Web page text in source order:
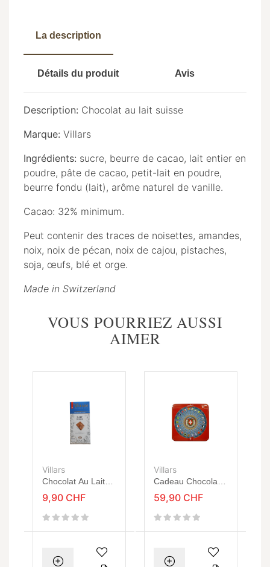
La description
Détails du produit Avis
Description: Chocolat au lait suisse
Marque: Villars
Ingrédients: sucre, beurre de cacao, lait entier en
poudre, pâte de cacao, petit-lait en poudre,
beurre fondu (lait), arôme naturel de vanille.
Cacao: 32% minimum.
Peut contenir des traces de noisettes, amandes,
noix, noix de pécan, noix de cajou, pistaches,
soja, œufs, blé et orge.
Made in Switzerland
VOUS POURRIEZ AUSSI
AIMER
Villars
Chocolat Au Lait
9,90 CHF
Villars
Cadeau Chocolat
Coupole Fédérale
59,90 CHF